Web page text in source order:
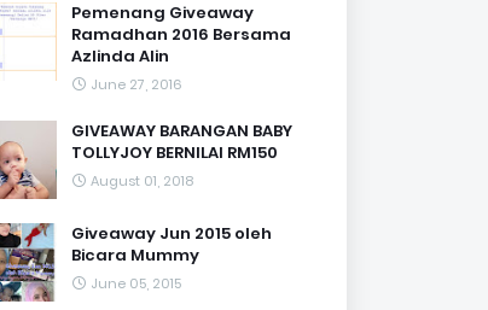
Pemenang Giveaway
Ramadhan 2016 Bersama
Azlinda Alin
June 27, 2016
GIVEAWAY BARANGAN BABY
TOLLYJOY BERNILAI RM150
August 01, 2018
Giveaway Jun 2015 oleh
Bicara Mummy
June 05, 2015